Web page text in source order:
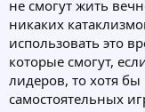
не смогут жить
никаких
использовать это
которые смогут,
лидеров, то хотя бы
самостоятельных